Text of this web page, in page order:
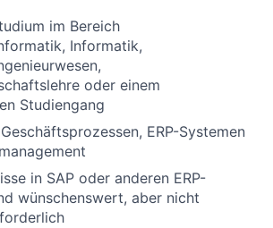
im Bereich
Informatik,
oder einem
Studiengang
ERP-Systemen
in SAP oder anderen ERP-
wünschenswert, aber nicht